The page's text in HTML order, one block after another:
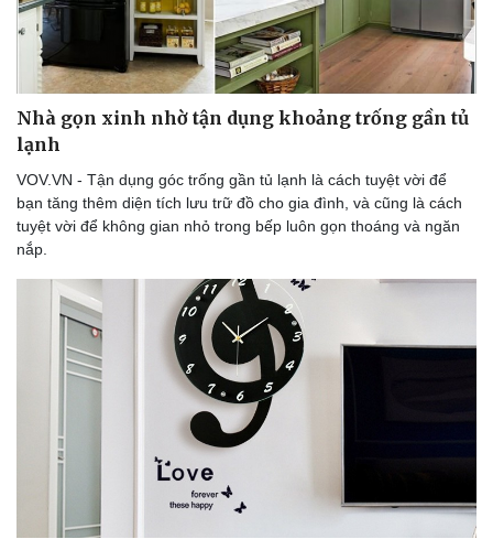
Nhà gọn xinh nhờ tận dụng khoảng trống gần tủ
lạnh
VOV.VN - Tận dụng góc trống gần tủ lạnh là cách tuyệt vời để
bạn tăng thêm diện tích lưu trữ đồ cho gia đình, và cũng là cách
tuyệt vời để không gian nhỏ trong bếp luôn gọn thoáng và ngăn
nắp.